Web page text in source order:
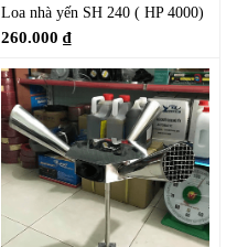
Loa nhà yến SH 240 ( HP 4000)
260.000 ₫